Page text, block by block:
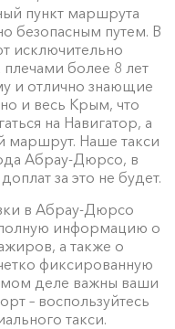
пункт маршрута
безопасным путем. В
исключительно
более 8 лет
и отлично знающие
и весь Крым, что
на Навигатор, а
маршрут. Наше такси
Абрау-Дюрсо, в
за это не будет.
в Абрау-Дюрсо
полную информацию о
а также о
фиксированную
деле важны ваши
– воспользуйтесь
такси.